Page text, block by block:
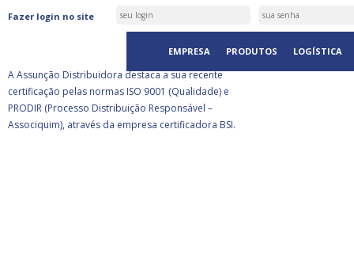
Fazer login no site
EMPRESA PRODUTOS LOGÍSTICA
ASSUNÇÃO DISTRIBUIDORA É
CERTIFICADA PELA BSI
A Assunção Distribuidora destaca a sua recente
certificação pelas normas ISO 9001 (Qualidade) e
PRODIR (Processo Distribuição Responsável –
Associquim), através da empresa certificadora BSI.